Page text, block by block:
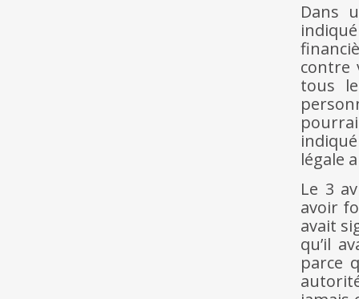
Dans
contre
tous
légale
Le 3
avoir
avait
qu’il
parce